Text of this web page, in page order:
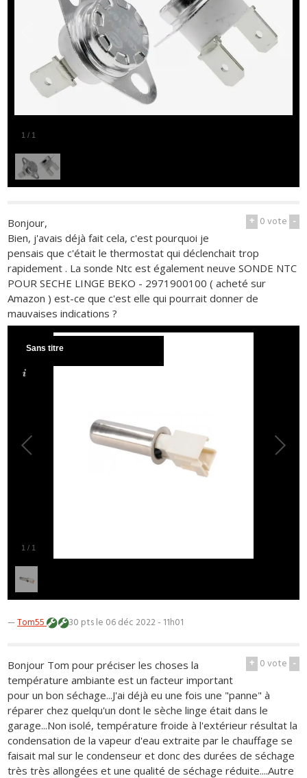
1 / 1
+ 0vote -
Bonjour,
Bien, j'avais déjà fait cela, c'est pourquoi je
pensais que c'était le thermostat qui déclenchait trop
rapidement . La sonde Ntc est également neuve SONDE NTC
POUR SECHE LINGE BEKO - 2971900100 ( acheté sur
Amazon ) est-ce que c'est elle qui pourrait donner de
mauvaises indications ?
1 / 1
Sans titre
—Tom55 30 ptsle 06 déc 2022 - 11h01
+ 0vote -
Bonjour Tom pour préciser les choses la
température ambiante est un facteur important
pour un bon séchage...J'ai déjà eu une fois une "panne" à
réparer chez quelqu'un dont le sèche linge était dans le
garage...Non isolé, température froide à l'extérieur résultat la
condensation de la vapeur d'eau extraite par le chauffage se
faisait mal sur le condenseur et donc des durées de séchage
très très allongées et une qualité de séchage réduite....Autre